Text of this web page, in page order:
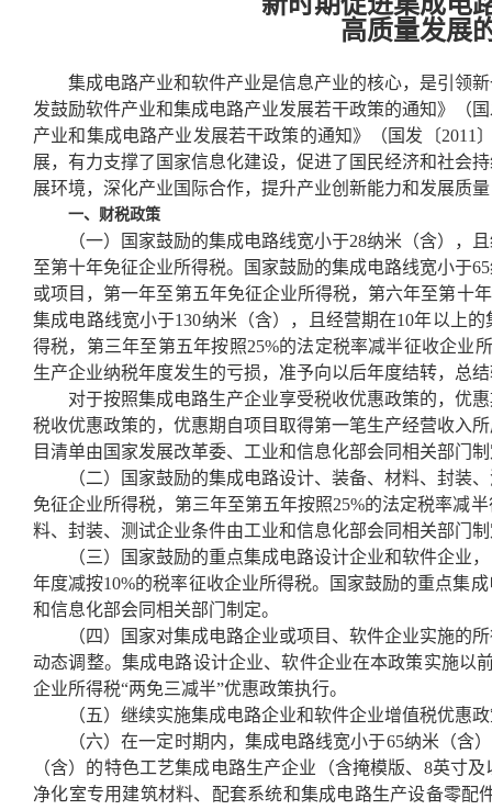
高质量发展
集成电路产业和软件产业是信息产业的核心，是引领
发鼓励软件产业和集成电路产业发展若干政策的通知》（
产业和集成电路产业发展若干政策的通知》（国发〔
展，有力支撑了国家信息化建设，促进了国民经济和社会
展环境，深化产业国际合作，提升产业创新能力和发展质
一、财税政策
（一）国家鼓励的集成电路线宽小于28纳米（含），
至第十年免征企业所得税。国家鼓励的集成电路线宽小于
或项目，第一年至第五年免征企业所得税，第六年至第十
集成电路线宽小于130纳米（含），且经营期在10年以上
得税，第三年至第五年按照25%的法定税率减半征收企业
生产企业纳税年度发生的亏损，准予向以后年度结转，总
对于按照集成电路生产企业享受税收优惠政策的，优
税收优惠政策的，优惠期自项目取得第一笔生产经营收入
目清单由国家发展改革委、工业和信息化部会同相关部门
（二）国家鼓励的集成电路设计、装备、材料、封装
免征企业所得税，第三年至第五年按照25%的法定税率减
料、封装、测试企业条件由工业和信息化部会同相关部门
（三）国家鼓励的重点集成电路设计企业和软件企业
年度减按10%的税率征收企业所得税。国家鼓励的重点集
和信息化部会同相关部门制定。
（四）国家对集成电路企业或项目、软件企业实施的
动态调整。集成电路设计企业、软件企业在本政策实施以
企业所得税“两免三减半”优惠政策执行。
（五）继续实施集成电路企业和软件企业增值税优惠
（六）在一定时期内，集成电路线宽小于65纳米（含
（含）的特色工艺集成电路生产企业（含掩模版、8英寸
净化室专用建筑材料、配套系统和集成电路生产设备零配